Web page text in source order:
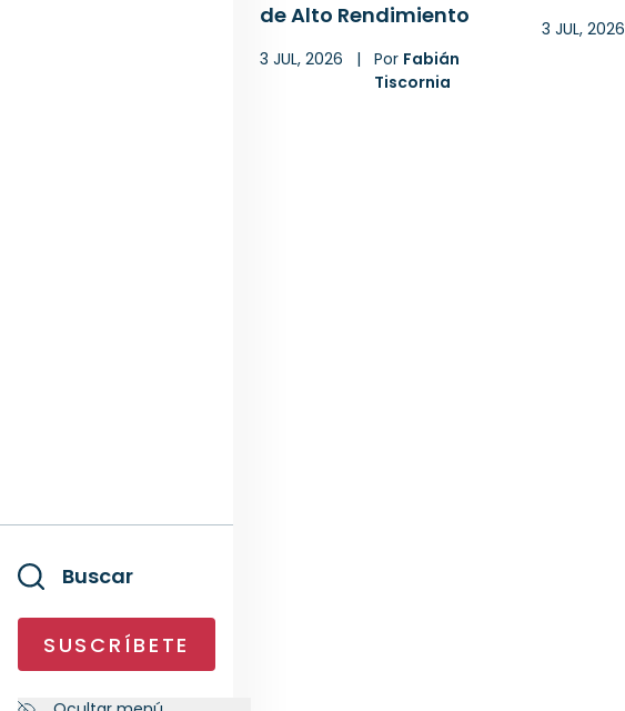
Buscar
SUSCRÍBETE
de Alto Rendimiento
3 JUL, 2026 | Por Fabián
Tiscornia
3 JUL, 2026